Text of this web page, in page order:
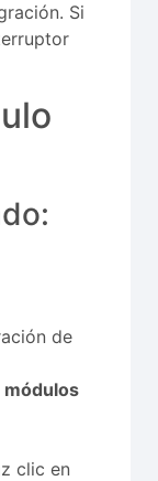
Si
de
módulos
clic en